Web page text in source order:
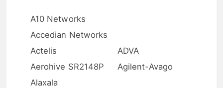
A10 Networks
Accedian Networks
Actelis
ADVA
Aerohive SR2148P
Agilent-Avago
Alaxala